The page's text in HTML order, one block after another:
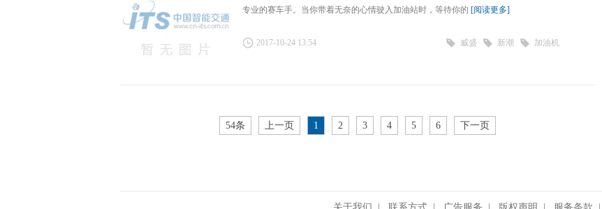
专业的赛车手。当你带着无奈的心情驶入加油站时，等待你的 [阅读更多]
2017-10-24 13:54 威盛 新潮 加油机
54条 上一页 1 2 3 4 5 6 下一页